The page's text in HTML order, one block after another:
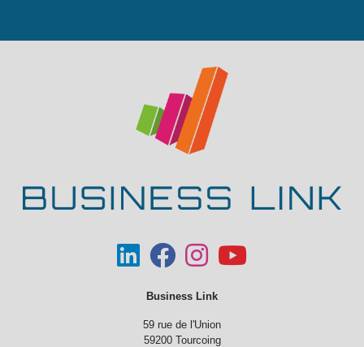
Business Link
59 rue de l'Union
59200 Tourcoing